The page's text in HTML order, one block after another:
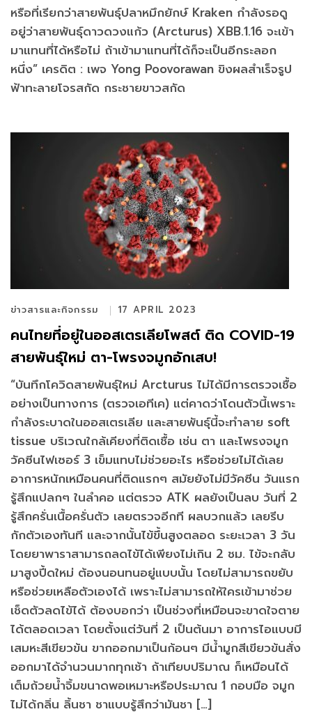
หรือที่เรียกว่าสายพันธุ์ปลาหมึกยักษ์ Kraken กำลังรอดู
อยู่ว่าสายพันธุ์ดาวดวงแก้ว (Arcturus) XBB.1.16 จะเข้า
มาแทนที่ได้หรือไม่ ถ้าเข้ามาแทนที่ได้ก็จะเป็นอีกระลอก
หนึ่ง” เครดิต : เพจ Yong Poovorawan ขิงผลสำเร็จรูป
ฟ้าทะลายโจรสกัด กระชายขาวสกัด
ข่าวสารและกิจกรรม 17 APRIL 2023
คนไทยที่อยู่ในออสเตรเลียโพสต์ ติด COVID-19
สายพันธุ์ใหม่ ตา-โพรงจมูกอักเสบ!
“บันทึกโควิดสายพันธุ์ใหม่ Arcturus ไม่ได้มีการตรวจเชื้อ
อย่างเป็นทางการ (ตรวจเอทีเค) แต่คาดว่าโดนตัวนี้เพราะ
กำลังระบาดในออสเตรเลีย และสายพันธุ์นี้จะทำลาย soft
tissue บริเวณใกล้เคียงที่ติดเชื้อ เช่น ตา และโพรงจมูก
วัคซีนไฟเซอร์ 3 เข็มแทบไม่ช่วยอะไร หรือช่วยไม่ได้เลย
อาการหนักเหมือนคนที่ติดแรกๆ สมัยยังไม่มีวัคซีน วันแรก
รู้สึกแปลกๆ ในลำคอ แต่ตรวจ ATK ผลยังเป็นลบ วันที่ 2
รู้สึกครั่นเนื้อครั่นตัว เลยตรวจอีกที ผลบวกแล้ว เลยรีบ
กักตัวเองทันที และจากนั้นไข้ขึ้นสูงตลอด ระยะเวลา 3 วัน
โดยยาพาราสามารถลดไข้ได้เพียงไม่เกิน 2 ชม. ไข้จะกลับ
มาสูงปี้ดใหม่ ต้องนอนทนอยู่แบบนั้น โดยไม่สามารถขยับ
หรือช่วยเหลือตัวเองได้ เพราะไม่สามารถให้ใครเข้ามาช่วย
เช็ดตัวลดไข้ได้ ต้องบอกว่า เป็นช่วงที่เหมือนจะขาดใจตาย
ได้ตลอดเวลา โดยตั้งแต่วันที่ 2 เป็นต้นมา อาการไอแบบมี
เสมหะสีเขียวข้น ขากออกมาเป็นก้อนๆ มีน้ำมูกสีเขียวข้นสั่ง
ออกมาได้จำนวนมากทุกเช้า ถ้าเทียบปริมาณ ก็เหมือนได้
เต็มถ้วยน้ำจิ้มขนาดพอเหมาะหรือประมาณ 1 กอบมือ จมูก
ไม่ได้กลิ่น ลิ้นชา ชาแบบรู้สึกว่ามันชา […]